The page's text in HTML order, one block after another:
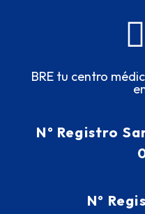
BRE tu centro
Nº Registro
Nº